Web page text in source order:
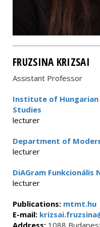
FRUZSINA KRIZSAI
Assistant Professor
Institute of Hungarian
Studies
lecturer
Department of
lecturer
DiAGram
lecturer
Publications: mtmt.hu
E-mail:
Address: 1088